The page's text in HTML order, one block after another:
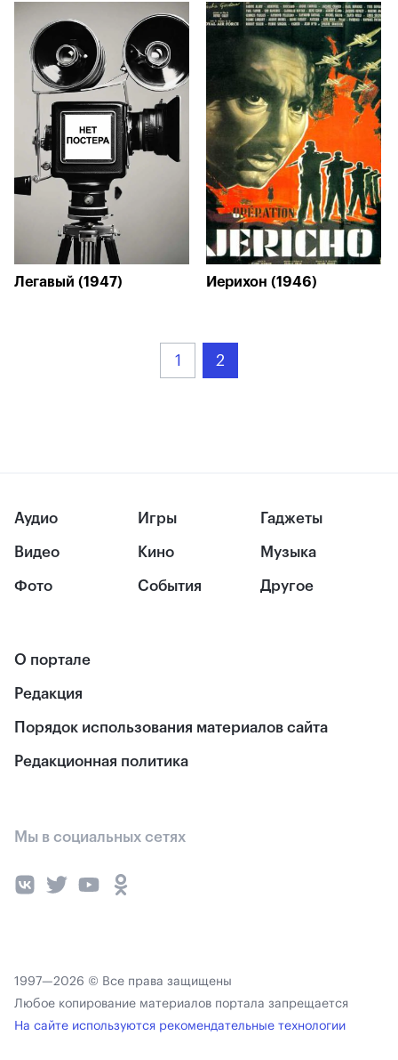
Легавый (1947) Иерихон (1946)
1 2
Аудио
Видео
Фото
Игры
Кино
События
Гаджеты
Музыка
Другое
О портале
Редакция
Порядок использования материалов сайта
Редакционная политика
Мы в социальных сетях
1997—2026 © Все права защищены
Любое копирование материалов портала запрещается
На сайте используются рекомендательные технологии